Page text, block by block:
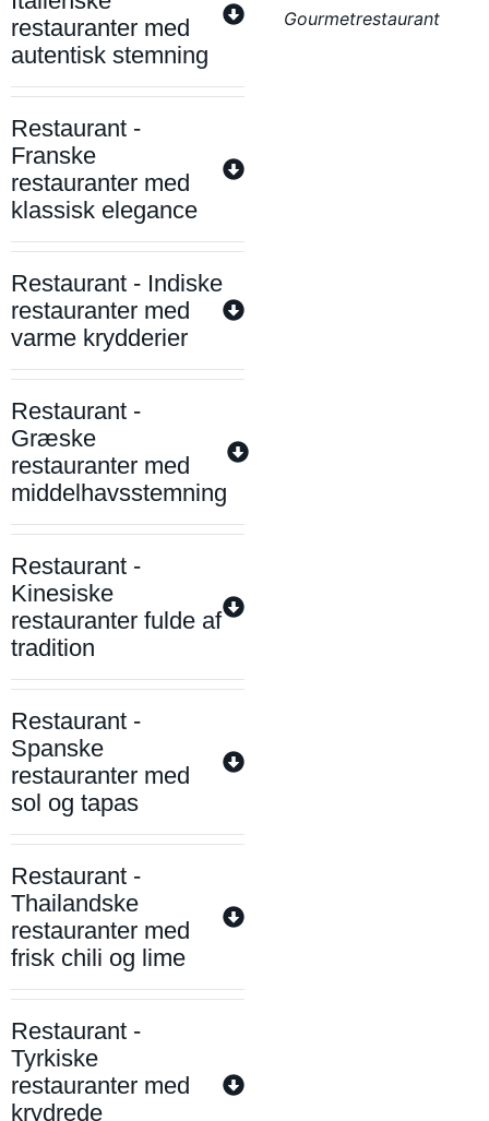
restauranter med
autentisk stemning
Restaurant -
Franske
restauranter med
klassisk elegance
Restaurant - Indiske
restauranter med
varme krydderier
Restaurant -
Græske
restauranter med
middelhavsstemning
Restaurant -
Kinesiske
restauranter fulde af
tradition
Restaurant -
Spanske
restauranter med
sol og tapas
Restaurant -
Thailandske
restauranter med
frisk chili og lime
Restaurant -
Tyrkiske
restauranter med
krydrede
Gourmetrestaurant